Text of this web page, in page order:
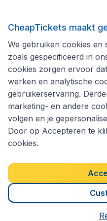
Volg CheapTickets.be
CheapTickets maakt
We gebruiken cookies en
zoals gespecificeerd in
cookies zorgen ervoor
werken en analytische
gebruikerservaring.
marketing- en andere
volgen en je
Door op Accepteren te
cookies.